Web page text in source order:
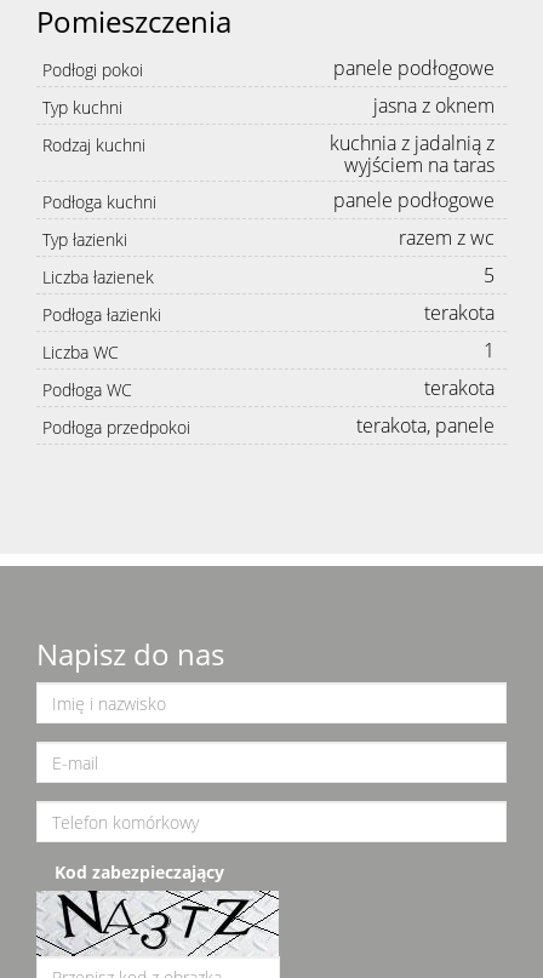
Pomieszczenia
Podłogi pokoi panele podłogowe
Typ kuchni jasna z oknem
Rodzaj kuchni
kuchnia z jadalnią z
wyjściem na taras
Podłoga kuchni panele podłogowe
Typ łazienki razem z wc
Liczba łazienek 5
Podłoga łazienki terakota
Liczba WC 1
Podłoga WC terakota
Podłoga przedpokoi terakota, panele
Napisz do nas
Kod zabezpieczający